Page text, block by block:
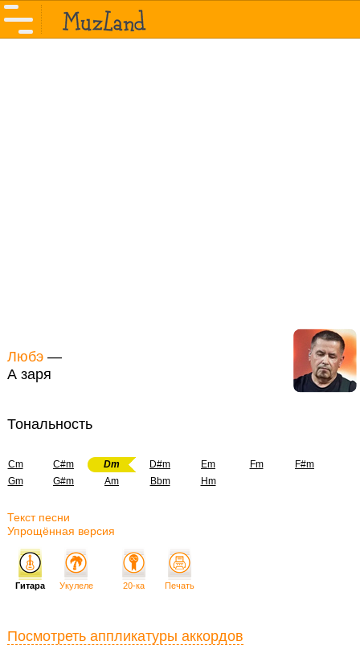
Любэ —
А заря
Тональность
Cm C#m Dm D#m Em Fm
F#m
Gm
G#m Am Bbm Hm
Текст песни
Упрощённая версия
Гитара Укулеле 20-ка Печать
Посмотреть аппликатуры аккордов